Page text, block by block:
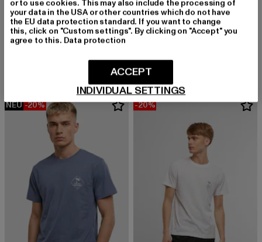
FORVERT
Forvert T-Shirt Roundn Lompoc
Derzeitiger Preis: 23,99 EURAktionspreis: 29,99 EUR
FORVERT
20,00 EUR
Derzeitiger Preis: 20,00 EUR
NEU -20% -20%
or to use cookies. This may also include the processing of
your data in the USA or other countries which do not have
the EU data protection standard. If you want to change
this, click on "Custom settings". By clicking on "Accept" you
agree to this. Data protection
INDIVIDUAL SETTINGS
ACCEPT